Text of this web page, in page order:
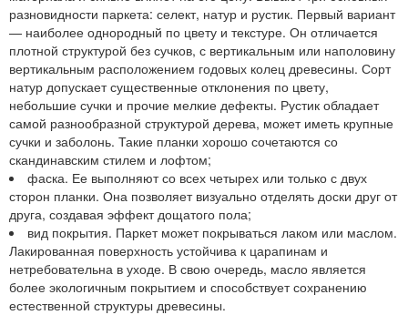
разновидности паркета: селект, натур и рустик. Первый вариант
— наиболее однородный по цвету и текстуре. Он отличается
плотной структурой без сучков, с вертикальным или наполовину
вертикальным расположением годовых колец древесины. Сорт
натур допускает существенные отклонения по цвету,
небольшие сучки и прочие мелкие дефекты. Рустик обладает
самой разнообразной структурой дерева, может иметь крупные
сучки и заболонь. Такие планки хорошо сочетаются со
скандинавским стилем и лофтом;
фаска. Ее выполняют со всех четырех или только с двух
сторон планки. Она позволяет визуально отделять доски друг от
друга, создавая эффект дощатого пола;
вид покрытия. Паркет может покрываться лаком или маслом.
Лакированная поверхность устойчива к царапинам и
нетребовательна в уходе. В свою очередь, масло является
более экологичным покрытием и способствует сохранению
естественной структуры древесины.